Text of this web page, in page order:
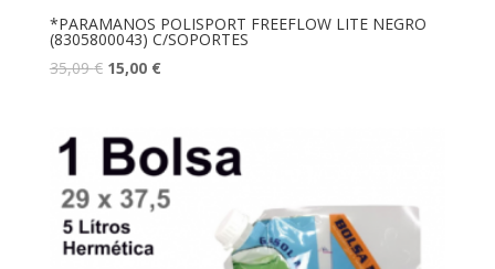
*PARAMANOS POLISPORT FREEFLOW LITE NEGRO
(8305800043) C/SOPORTES
35,09€ 15,00 €